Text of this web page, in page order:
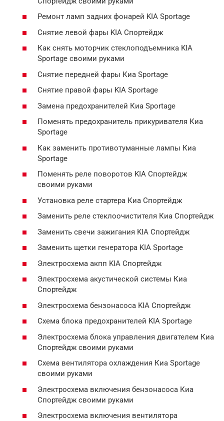
Ремонт ламп задних фонарей KIA Sportage
Снятие левой фары KIA Спортейдж
Как снять моторчик стеклоподъемника KIA
Sportage своими руками
Снятие передней фары Киа Sportage
Снятие правой фары KIA Sportage
Замена предохранителей Киа Sportage
Поменять предохранитель прикуривателя Киа
Sportage
Как заменить противотуманные лампы Киа
Sportage
Поменять реле поворотов KIA Спортейдж
своими руками
Установка реле стартера Киа Спортейдж
Заменить реле стеклоочистителя Киа Спортейдж
Заменить свечи зажигания KIA Спортейдж
Заменить щетки генератора KIA Sportage
Электросхема акпп KIA Спортейдж
Электросхема акустической системы Киа
Спортейдж
Электросхема бензонасоса KIA Спортейдж
Схема блока предохранителей KIA Sportage
Электросхема блока управления двигателем Киа
Спортейдж своими руками
Схема вентилятора охлаждения Киа Sportage
своими руками
Электросхема включения бензонасоса Киа
Спортейдж своими руками
Электросхема включения вентилятора